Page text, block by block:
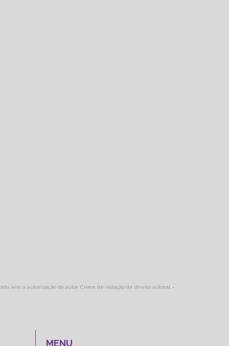
sem a autorização do autor. Crime de violação de direito autoral –
MENU